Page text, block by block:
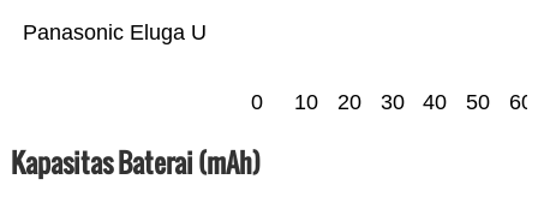
Panasonic Eluga U
0 10 20 30 40 50 60
Kapasitas Baterai (mAh)